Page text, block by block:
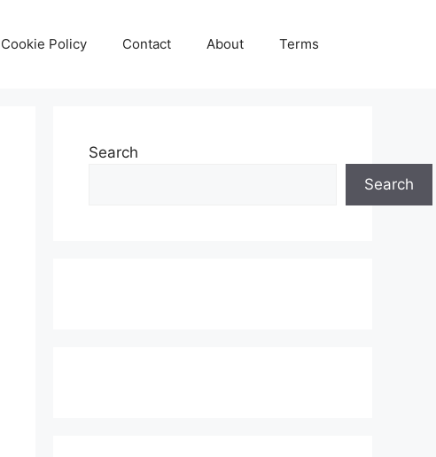
Cookie Policy Contact About Terms
Search
Search